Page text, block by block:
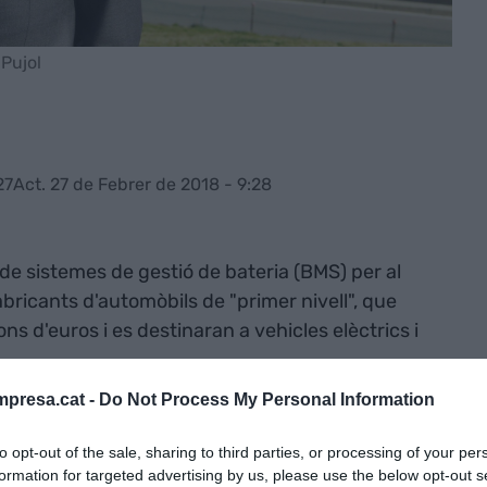
- Do Not Process My Personal Information
opt-out of the sale, sharing to third parties, or processing of your
for targeted advertising by us, please use the below opt-out
Act. 27 de Febrer de 2018 - 9:28
sistemes de gestió de bateria (BMS) per al
d'automòbils de "primer nivell", que
d'euros i es destinaran a vehicles elèctrics i
fita per Ficosa amb el qual ampliem el
i consolidem la gran expansió tecnològica de